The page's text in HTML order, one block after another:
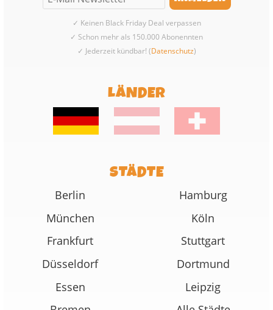
✓ Keinen Black Friday Deal verpassen
✓ Schon mehr als 150.000 Abonennten
✓ Jederzeit kündbar! (Datenschutz)
LÄNDER
STÄDTE
Berlin
Hamburg
München
Köln
Frankfurt
Stuttgart
Düsseldorf
Dortmund
Essen
Leipzig